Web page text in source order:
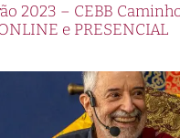
2023 – CEBB
e PRESENCIAL